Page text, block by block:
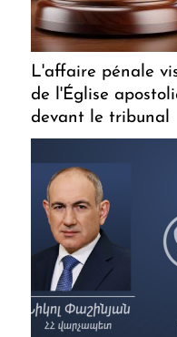
L'affaire pénale
de l'Église
devant le tribunal